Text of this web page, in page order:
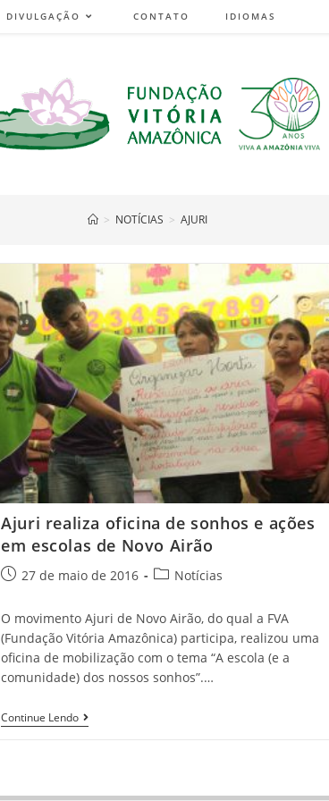
DIVULGAÇÃO CONTATO IDIOMAS
> NOTÍCIAS > AJURI
Ajuri realiza oficina de sonhos e ações
em escolas de Novo Airão
27 de maio de 2016 Notícias
O movimento Ajuri de Novo Airão, do qual a FVA
(Fundação Vitória Amazônica) participa, realizou uma
oficina de mobilização com o tema “A escola (e a
comunidade) dos nossos sonhos”.…
Continue Lendo